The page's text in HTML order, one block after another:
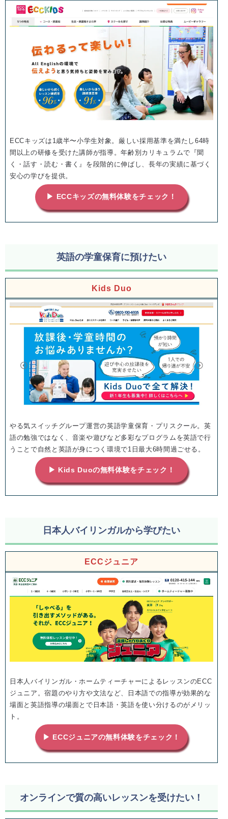
ECCキッズは1歳半〜小学生対象。厳しい採用基準を満たし64時
間以上の研修を受けた講師が指導。年齢別カリキュラムで『聞
く・話す・読む・書く』を段階的に伸ばし、長年の実績に基づく
安心の学びを提供。
▶ ECCキッズの無料体験をチェック！
英語の学童保育に預けたい
Kids Duo
やる気スイッチグループ運営の英語学童保育・プリスクール。英
語の勉強ではなく、音楽や遊びなど多彩なプログラムを英語で行
うことで自然と英語が身につく環境で1日最大6時間過ごせる。
▶ Kids Duoの無料体験をチェック！
日本人バイリンガルから学びたい
ECCジュニア
日本人バイリンガル・ホームティーチャーによるレッスンのECC
ジュニア。宿題のやり方や文法など、日本語での指導が効果的な
場面と英語指導の場面とで日本語・英語を使い分けるのがメリッ
ト。
▶ ECCジュニアの無料体験をチェック！
オンラインで質の高いレッスンを受けたい！